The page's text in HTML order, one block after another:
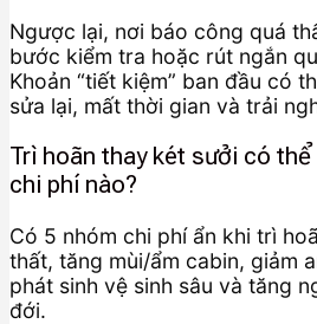
Ngược lại, nơi báo công quá
bước kiểm tra hoặc rút ngắn
Khoản “tiết kiệm” ban đầu có
sửa lại, mất thời gian và trải
Trì hoãn thay két sưởi có thể
chi phí nào?
Có 5 nhóm chi phí ẩn khi trì
thất, tăng mùi/ẩm cabin, giảm
phát sinh vệ sinh sâu và tăng
đới.